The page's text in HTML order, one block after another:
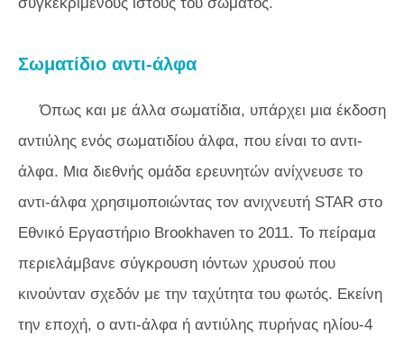
Σωματίδιο αντι-άλφα
Όπως και με άλλα σωματίδια, υπάρχει μια έκδοση
αντιύλης ενός σωματιδίου άλφα, που είναι το αντι-
άλφα. Μια διεθνής ομάδα ερευνητών ανίχνευσε το
αντι-άλφα χρησιμοποιώντας τον ανιχνευτή STAR στο
Εθνικό Εργαστήριο Brookhaven το 2011. Το πείραμα
περιελάμβανε σύγκρουση ιόντων χρυσού που
κινούνταν σχεδόν με την ταχύτητα του φωτός. Εκείνη
την εποχή, ο αντι-άλφα ή αντιύλης πυρήνας ηλίου-4